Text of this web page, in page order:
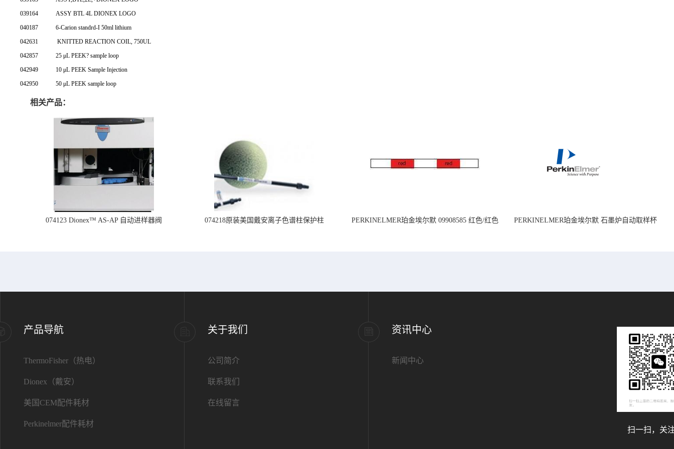
039164
ASSY BTL 4L DIONEX LOGO
040187
6-Carion standrd-I 50ml lithium
042631
KNITTED REACTION COIL, 750UL
042857
25 μL PEEK? sample loop
042949
10 μL PEEK Sample Injection
042950
50 μL PEEK sample loop
相关产品：
074123 Dionex™ AS-AP 自动进样器阀 074218原装美国戴安离子色谱柱保护柱
PERKINELMER珀金埃尔默 09908585 红色/红色
PERKINELMER珀金埃尔默 石墨炉自动取样杯
产品导航
ThermoFisher（热电）
Dionex（戴安）
美国CEM配件耗材
Perkinelmer配件耗材
关于我们
公司简介
联系我们
在线留言
资讯中心
新闻中心
扫一扫，关